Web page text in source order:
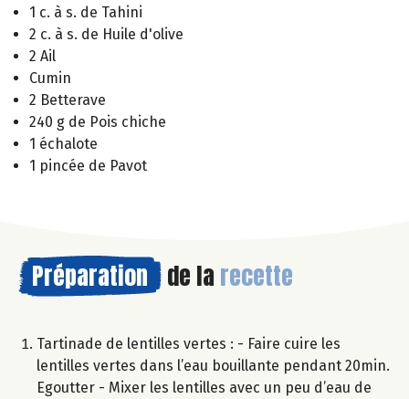
1 c. à s. de Tahini
2 c. à s. de Huile d'olive
2 Ail
Cumin
2 Betterave
240 g de Pois chiche
1 échalote
1 pincée de Pavot
Préparation de la recette
Tartinade de lentilles vertes : - Faire cuire les
lentilles vertes dans l’eau bouillante pendant 20min.
Egoutter - Mixer les lentilles avec un peu d’eau de